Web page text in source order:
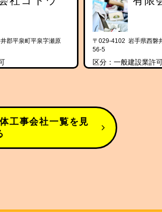
郡平泉町平泉字瀬原
〒029-4102 岩手県西磐
56-5
区分：一般建設業許
工事会社一覧を見